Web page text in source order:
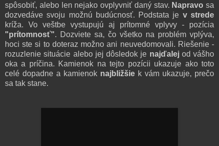
spôsobiť, alebo len nejako ovplyvniť daný stav. Napravo sa
dozvedáve svoju možnú budúcnosť. Podstata je v strede
kríža. Vo veštbe vystupujú aj prítomné vplyvy - pozícia
"prítomnosť". Dozviete sa, čo všetko na problém vplýva,
hoci ste si to doteraz možno ani neuvedomovali. Riešenie -
rozuzlenie situácie alebo jej dôsledok je najďalejod vášho
oka a príčina. Kamienok na tejto pozícii ukazuje ako toto
celé dopadne a kamienok najbližšie k vám ukazuje, prečo
sa tak stane.